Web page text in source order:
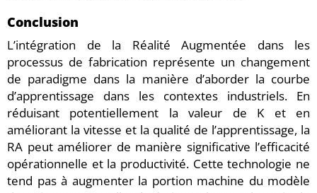
Conclusion
L’intégration de la Réalité Augmentée dans les
processus de fabrication représente un changement
de paradigme dans la manière d’aborder la courbe
d’apprentissage dans les contextes industriels. En
réduisant potentiellement la valeur de K et en
améliorant la vitesse et la qualité de l’apprentissage, la
RA peut améliorer de manière significative l’efficacité
opérationnelle et la productivité. Cette technologie ne
tend pas à augmenter la portion machine du modèle